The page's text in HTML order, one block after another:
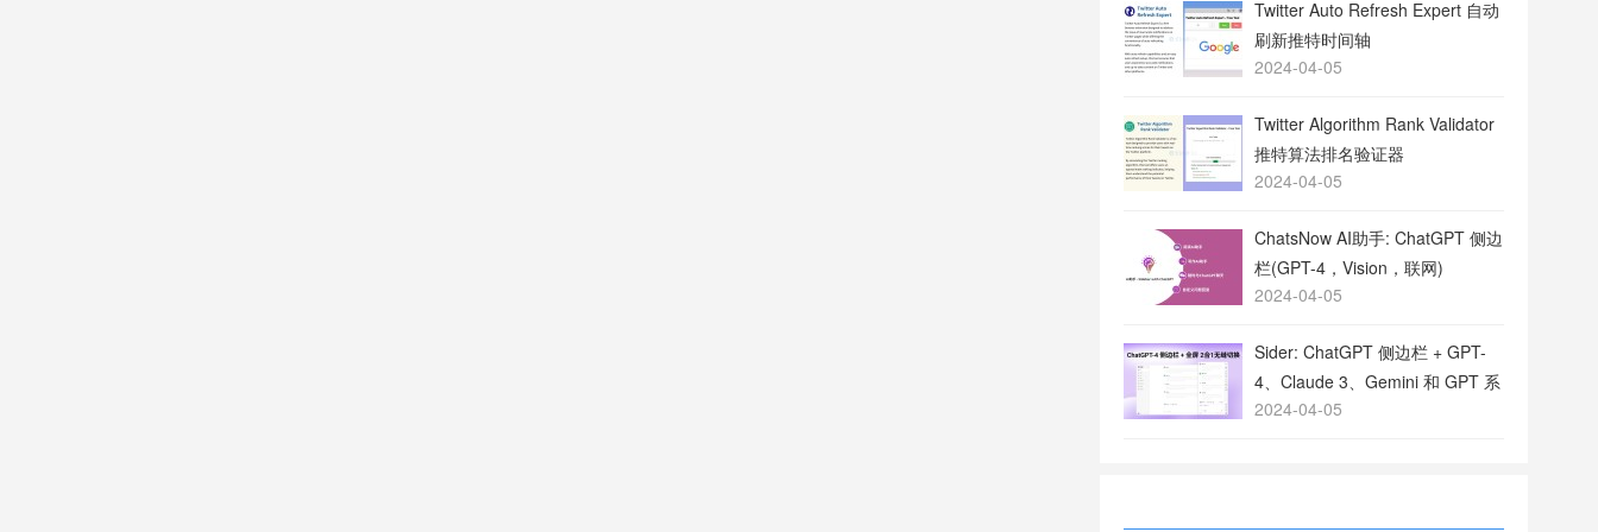
Twitter Auto Refresh Expert 自动
刷新推特时间轴
2024-04-05
Twitter Algorithm Rank Validator
推特算法排名验证器
2024-04-05
ChatsNow AI助手: ChatGPT 侧边
栏(GPT-4，Vision，联网)
2024-04-05
Sider: ChatGPT 侧边栏 + GPT-
4、Claude 3、Gemini 和 GPT 系
列
2024-04-05